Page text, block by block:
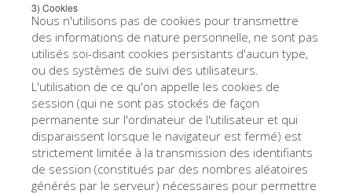
3) Cookies
Nous n'utilisons pas de cookies pour transmettre
des informations de nature personnelle, ne sont pas
utilisés soi-disant cookies persistants d'aucun type,
ou des systèmes de suivi des utilisateurs.
L'utilisation de ce qu'on appelle les cookies de
session (qui ne sont pas stockés de façon
permanente sur l'ordinateur de l'utilisateur et qui
disparaissent lorsque le navigateur est fermé) est
strictement limitée à la transmission des identifiants
de session (constitués par des nombres aléatoires
générés par le serveur) nécessaires pour permettre